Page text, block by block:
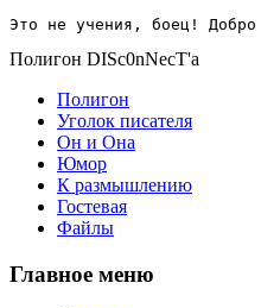
Это не учения, боец! Добро
Полигон DISc0nNecT'a
Полигон
Уголок писателя
Он и Она
Юмор
К размышлению
Гостевая
Файлы
Главное меню